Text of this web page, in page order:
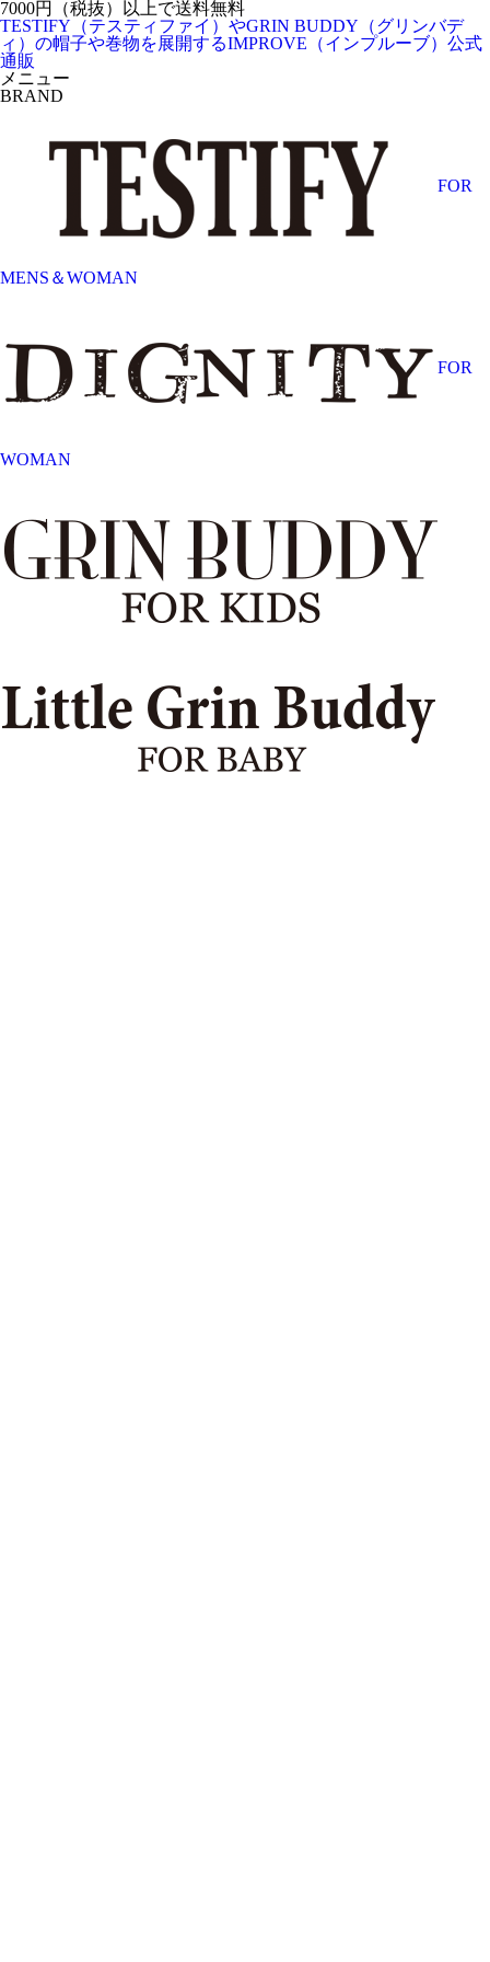
7000円（税抜）以上で送料無料
TESTIFY（テスティファイ）やGRIN BUDDY（グリンバデ
ィ）の帽子や巻物を展開するIMPROVE（インプルーブ）公式
通販
メニュー
BRAND
FOR
MENS＆WOMAN
FOR
WOMAN